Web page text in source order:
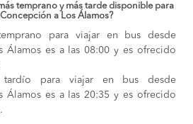
temprano y más tarde disponible para
a Los Álamos?
para viajar en bus desde
Álamos es a las 08:00 y es ofrecido
tardío para viajar en bus desde
Álamos es a las 20:35 y es ofrecido